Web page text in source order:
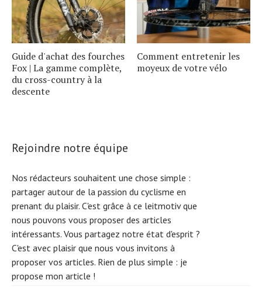
Guide d'achat des fourches
Fox | La gamme complète,
du cross-country à la
descente
Comment entretenir les
moyeux de votre vélo
Rejoindre notre équipe
Nos rédacteurs souhaitent une chose simple :
partager autour de la passion du cyclisme en
prenant du plaisir. C'est grâce à ce leitmotiv que
nous pouvons vous proposer des articles
intéressants. Vous partagez notre état d'esprit ?
C'est avec plaisir que nous vous invitons à
proposer vos articles. Rien de plus simple : je
propose mon article !
S
e
a
r
c
h
f
o
r